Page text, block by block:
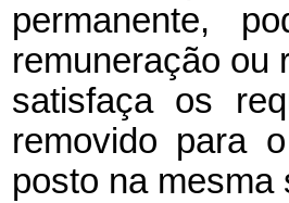
permanente,
remuneração ou
satisfaça os
removido para
posto na mesma